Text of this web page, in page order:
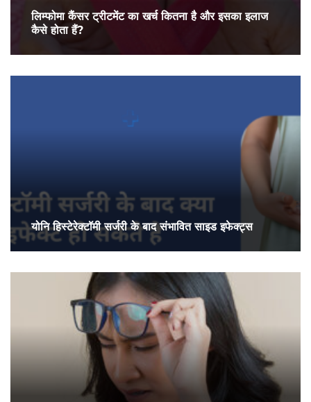
लिम्फोमा कैंसर ट्रीटमेंट का खर्च कितना है और इसका इलाज
कैसे होता हैं?
योनि हिस्टेरेक्टॉमी सर्जरी के बाद संभावित साइड इफेक्ट्स